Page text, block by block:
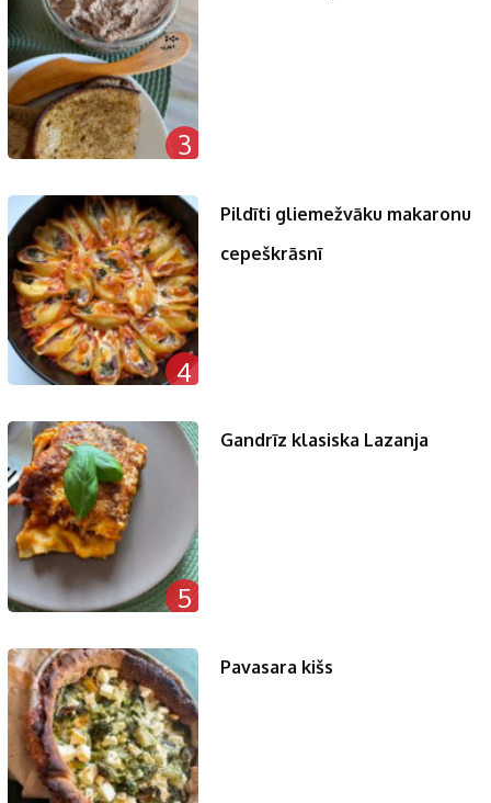
3
4
Pildīti gliemežvāku makaronu
cepeškrāsnī
5
Gandrīz klasiska Lazanja
Pavasara kišs